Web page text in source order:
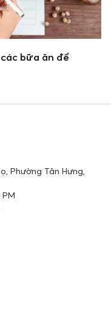
bữa ăn để
Phường Tân Hưng,